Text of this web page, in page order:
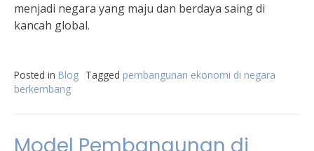
menjadi negara yang maju dan berdaya saing di
kancah global.
Posted in Blog Tagged pembangunan ekonomi di negara
berkembang